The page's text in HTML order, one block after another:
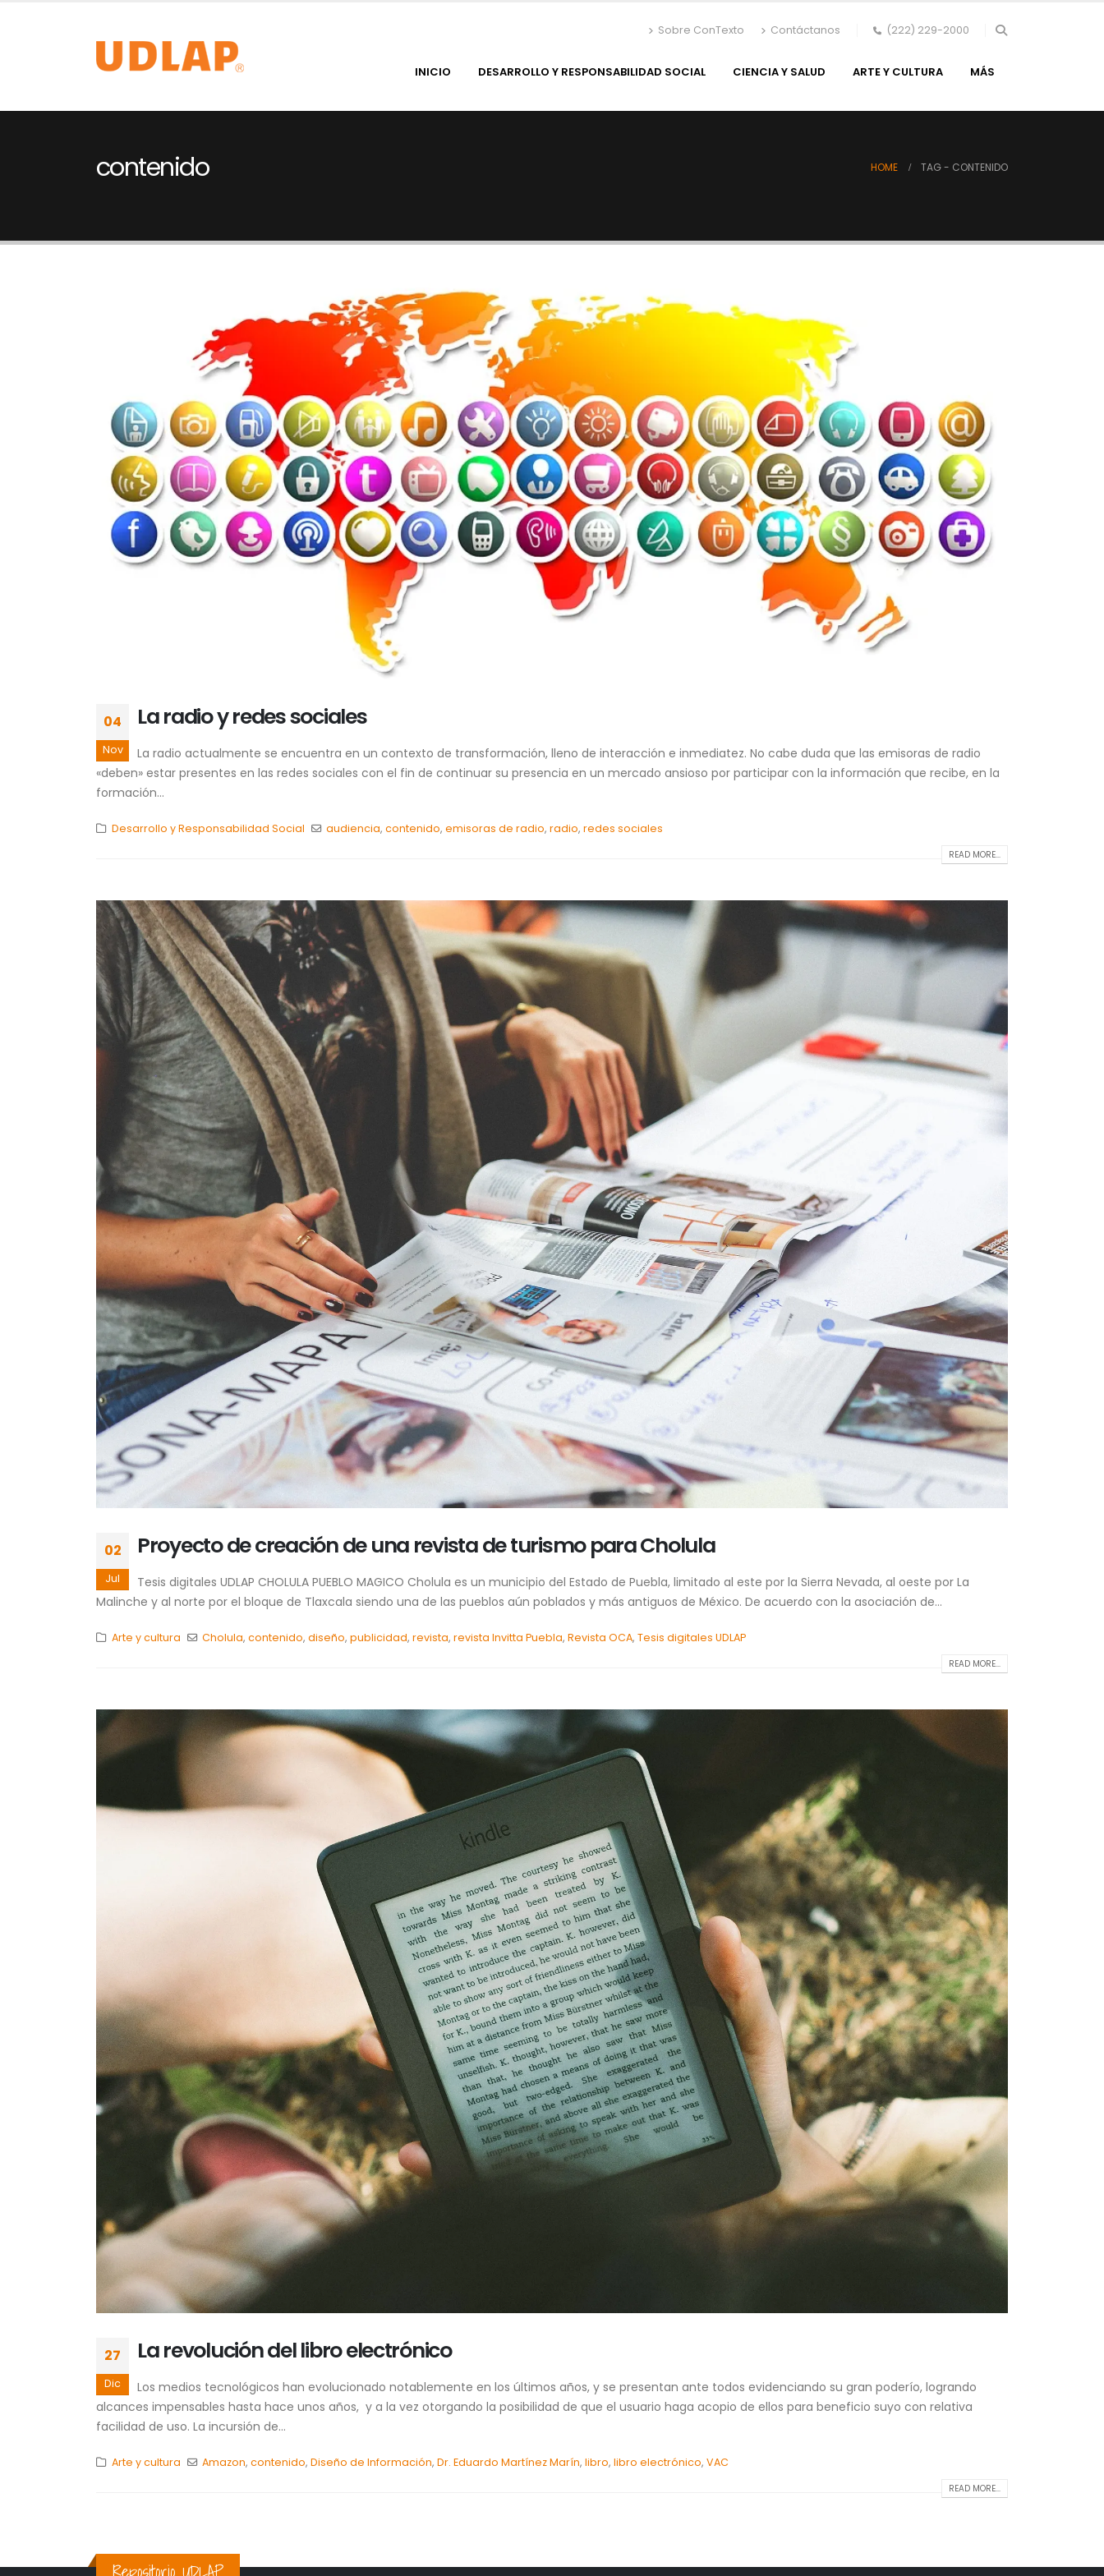
Sobre ConTexto Contáctanos (222) 229-2000
INICIO DESARROLLO Y RESPONSABILIDAD SOCIAL CIENCIA Y SALUD ARTE Y CULTURA MÁS
contenido HOME TAG - CONTENIDO
04
Nov
La radio y redes sociales
La radio actualmente se encuentra en un contexto de transformación, lleno de interacción e inmediatez. No cabe duda que las emisoras de radio
«deben» estar presentes en las redes sociales con el fin de continuar su presencia en un mercado ansioso por participar con la información que recibe, en la
formación...
Desarrollo y Responsabilidad Social audiencia,contenido,emisoras de radio,radio,redes sociales
READ MORE...
02
Jul
Proyecto de creación de una revista de turismo para Cholula
Tesis digitales UDLAP CHOLULA PUEBLO MAGICO Cholula es un municipio del Estado de Puebla, limitado al este por la Sierra Nevada, al oeste por La
Malinche y al norte por el bloque de Tlaxcala siendo una de las pueblos aún poblados y más antiguos de México. De acuerdo con la asociación de...
Arte y cultura Cholula,contenido,diseño,publicidad,revista,revista Invitta Puebla,Revista OCA,Tesis digitales UDLAP
READ MORE...
27
Dic
La revolución del libro electrónico
Los medios tecnológicos han evolucionado notablemente en los últimos años, y se presentan ante todos evidenciando su gran poderío, logrando
alcances impensables hasta hace unos años, y a la vez otorgando la posibilidad de que el usuario haga acopio de ellos para beneficio suyo con relativa
facilidad de uso. La incursión de...
Arte y cultura Amazon,contenido,Diseño de Información,Dr. Eduardo Martínez Marín,libro,libro electrónico,VAC
READ MORE...